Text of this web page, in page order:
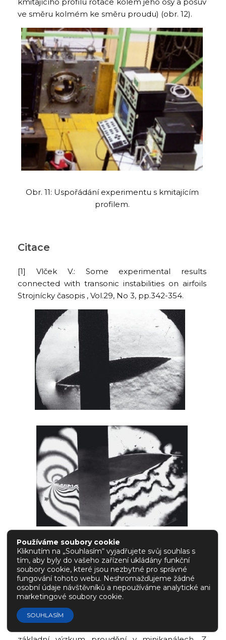
ve směru kolmém ke směru proudu) (obr. 12).
Obr. 11: Uspořádání experimentu s kmitajícím
profilem.
Citace
[1] Vlček V.: Some experimental results
connected with transonic instabilities on airfoils
Strojnícky časopis , Vol.29, No 3, pp.342-354.
Obr. 12: Šlírový obraz (vlevo) a interferogram
obtékání kmitajícího profilu při M=0,4.
Výzkum proudění v minikanálech
Používáme soubory cookie
Kliknutím na „Souhlasím“ vyjadřujete svůj souhlas s
tím, aby byly do vašeho zařízení ukládány funkční
soubory cookie, které jsou nezbytné pro správné
fungování tohoto webu. Neshromažďujeme žádné
osobní údaje návštěvníků a nepoužíváme analytické ani
marketingové soubory cookie.
SOUHLASÍM